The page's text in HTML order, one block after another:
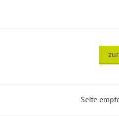
Seite